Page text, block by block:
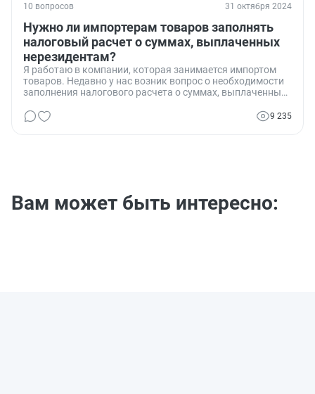
10 вопросов 31 октября 2024
Нужно ли импортерам товаров заполнять
налоговый расчет о суммах, выплаченных
нерезидентам?
Я работаю в компании, которая занимается импортом
товаров. Недавно у нас возник вопрос о необходимости
заполнения налогового расчета о суммах, выплаченных
как импортеры, заполнять этот документ, и если да, то9 235
Вам может быть интересно: